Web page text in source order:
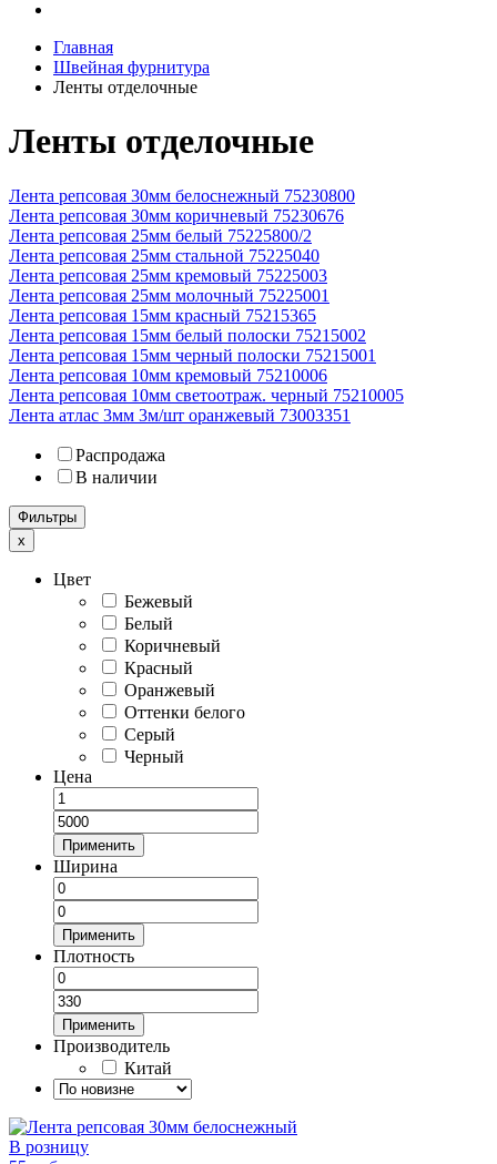
Главная
Швейная фурнитура
Ленты отделочные
Ленты отделочные
Лента репсовая 30мм белоснежный 75230800
Лента репсовая 30мм коричневый 75230676
Лента репсовая 25мм белый 75225800/2
Лента репсовая 25мм стальной 75225040
Лента репсовая 25мм кремовый 75225003
Лента репсовая 25мм молочный 75225001
Лента репсовая 15мм красный 75215365
Лента репсовая 15мм белый полоски 75215002
Лента репсовая 15мм черный полоски 75215001
Лента репсовая 10мм кремовый 75210006
Лента репсовая 10мм светоотраж. черный 75210005
Лента атлас 3мм 3м/шт оранжевый 73003351
Распродажа
В наличии
Фильтры
x
Цвет
Бежевый
Белый
Коричневый
Красный
Оранжевый
Оттенки белого
Серый
Черный
Цена
Применить
Ширина
Применить
Плотность
Применить
Производитель
Китай
В розницу